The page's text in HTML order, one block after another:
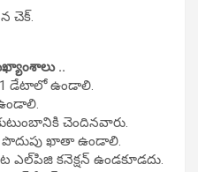
చెక్.
..
డేటాలో ఉండాలి.
చెందినవారు.
ఖాతా ఉండాలి.
ఎల్‌పిజి కనెక్షన్ ఉండకూడదు.